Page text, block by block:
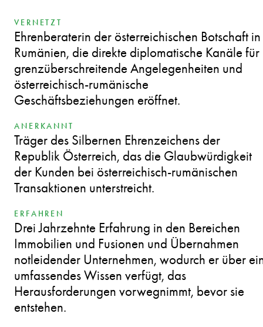
VERNETZT
Ehrenberaterin der österreichischen Botschaft in
Rumänien, die direkte diplomatische Kanäle für
grenzüberschreitende Angelegenheiten und
österreichisch-rumänische
Geschäftsbeziehungen eröffnet.
ANERKANNT
Träger des Silbernen Ehrenzeichens der
Republik Österreich, das die Glaubwürdigkeit
der Kunden bei österreichisch-rumänischen
Transaktionen unterstreicht.
ERFAHREN
Drei Jahrzehnte Erfahrung in den Bereichen
Immobilien und Fusionen und Übernahmen
notleidender Unternehmen, wodurch er über
umfassendes Wissen verfügt, das
Herausforderungen vorwegnimmt, bevor sie
entstehen.